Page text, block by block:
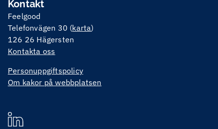
Kontakt
Feelgood
Telefonvägen 30 (karta)
126 26 Hägersten
Kontakta oss
Personuppgiftspolicy
Om kakor på webbplatsen